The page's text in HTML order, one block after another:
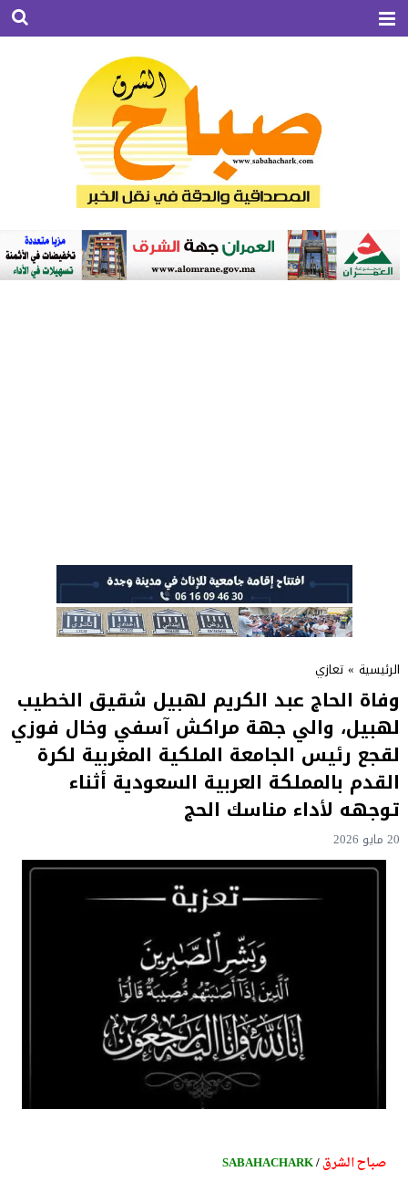
الرئيسية » تعازي
وفاة الحاج عبد الكريم لهبيل شقيق الخطيب
لهبيل، والي جهة مراكش آسفي وخال فوزي
لقجع رئيس الجامعة الملكية المغربية لكرة
القدم بالمملكة العربية السعودية أثناء
توجهه لأداء مناسك الحج
20 مايو 2026
صباح الشرق/
SABAHACHARK